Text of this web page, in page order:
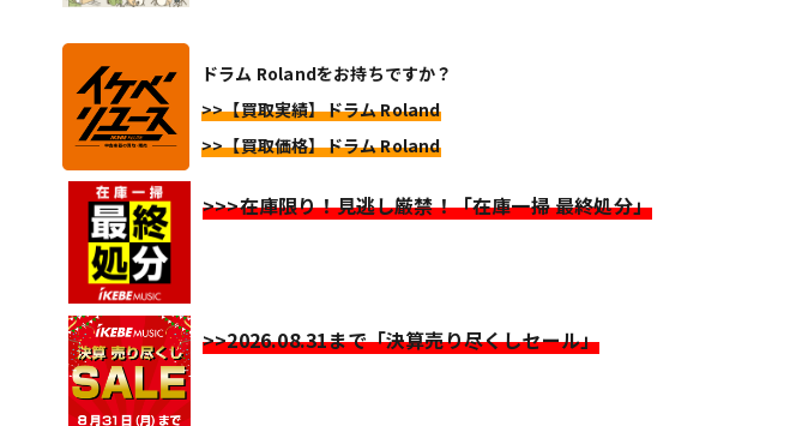
ドラム Rolandをお持ちですか？
>>【買取実績】ドラム Roland
>>【買取価格】ドラム Roland
>>>在庫限り！見逃し厳禁！「在庫一掃 最終処分」
>>2026.08.31まで「決算売り尽くしセール」